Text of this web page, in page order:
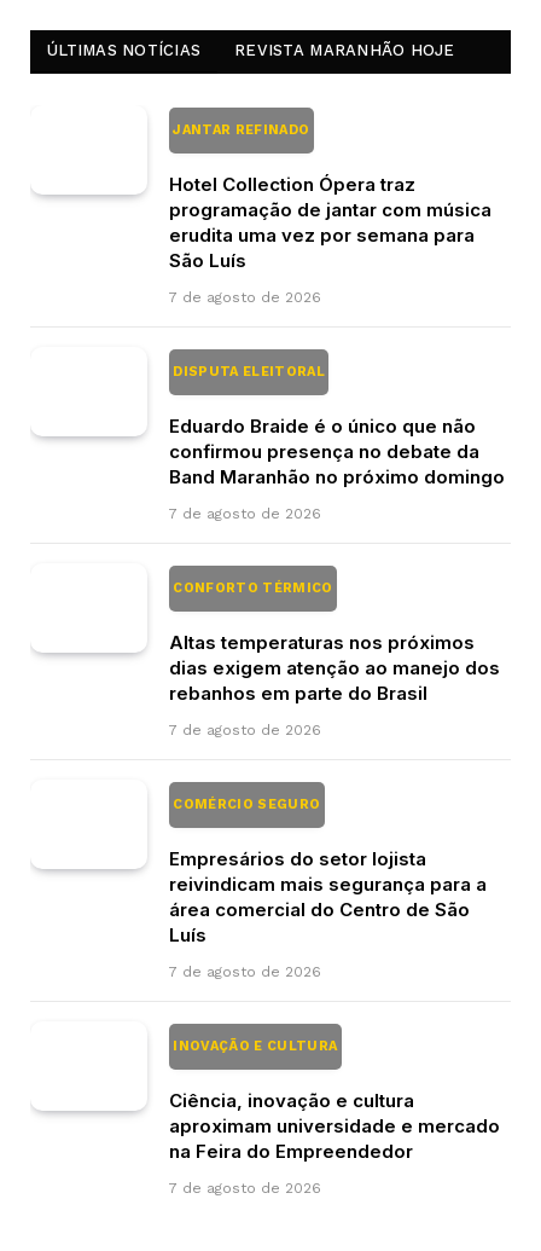
ÚLTIMAS NOTÍCIAS REVISTA MARANHÃO HOJE
JANTAR REFINADO
Hotel Collection Ópera traz
programação de jantar com música
erudita uma vez por semana para
São Luís
7 de agosto de 2026
DISPUTA ELEITORAL
Eduardo Braide é o único que não
confirmou presença no debate da
Band Maranhão no próximo domingo
7 de agosto de 2026
CONFORTO TÉRMICO
Altas temperaturas nos próximos
dias exigem atenção ao manejo dos
rebanhos em parte do Brasil
7 de agosto de 2026
COMÉRCIO SEGURO
Empresários do setor lojista
reivindicam mais segurança para a
área comercial do Centro de São
Luís
7 de agosto de 2026
INOVAÇÃO E CULTURA
Ciência, inovação e cultura
aproximam universidade e mercado
na Feira do Empreendedor
7 de agosto de 2026